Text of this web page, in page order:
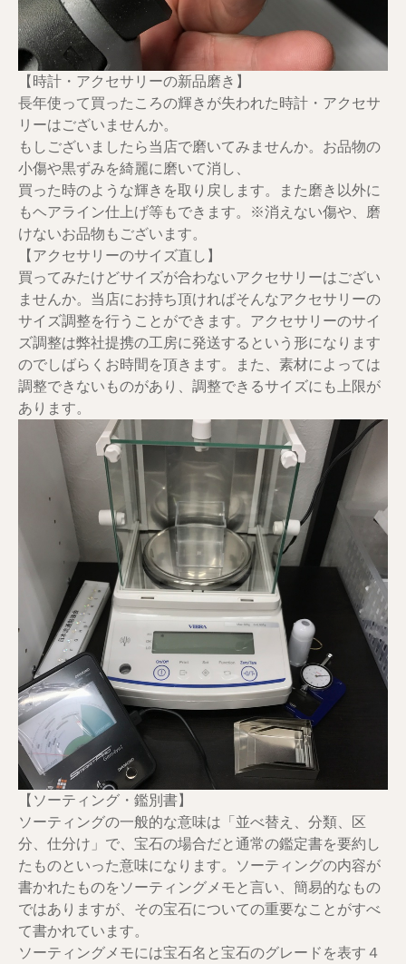
【時計・アクセサリーの新品磨き】
長年使って買ったころの輝きが失われた時計・アクセサ
リーはございませんか。
もしございましたら当店で磨いてみませんか。お品物の
小傷や黒ずみを綺麗に磨いて消し、
買った時のような輝きを取り戻します。また磨き以外に
もヘアライン仕上げ等もできます。※消えない傷や、磨
けないお品物もございます。
【アクセサリーのサイズ直し】
買ってみたけどサイズが合わないアクセサリーはござい
ませんか。当店にお持ち頂ければそんなアクセサリーの
サイズ調整を行うことができます。アクセサリーのサイ
ズ調整は弊社提携の工房に発送するという形になります
のでしばらくお時間を頂きます。また、素材によっては
調整できないものがあり、調整できるサイズにも上限が
あります。
【ソーティング・鑑別書】
ソーティングの一般的な意味は「並べ替え、分類、区
分、仕分け」で、宝石の場合だと通常の鑑定書を要約し
たものといった意味になります。ソーティングの内容が
書かれたものをソーティングメモと言い、簡易的なもの
ではありますが、その宝石についての重要なことがすべ
て書かれています。
ソーティングメモには宝石名と宝石のグレードを表す４